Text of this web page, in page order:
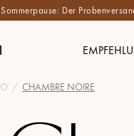
Sommerpause: Der
/ CHAMBRE NOIRE